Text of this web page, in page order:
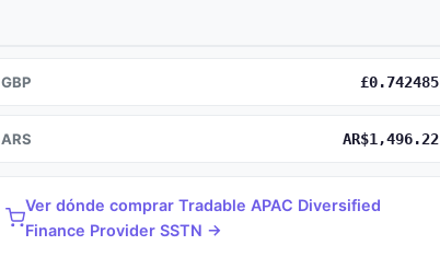
GBP £0.742485
ARS AR$1,496.22
Ver dónde comprar Tradable APAC Diversified
Finance Provider SSTN →